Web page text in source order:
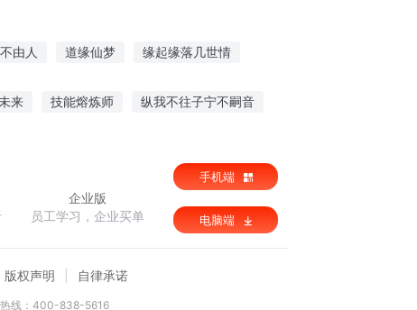
由人 道缘仙梦 缘起缘落几世情
来 技能熔炼师 纵我不往子宁不嗣音
企业版
员工学习，企业买单
手机端
电脑端
版权声明 自律承诺
线：400-838-5616